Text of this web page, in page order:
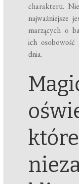
charakteru.
najważniejsze
marzących o
ich
dnia.